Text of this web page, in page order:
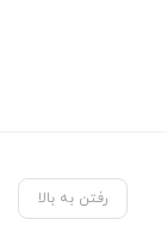
رفتن به بالا